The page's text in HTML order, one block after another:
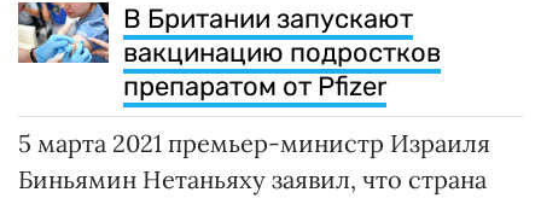
В Британии запускают
вакцинацию подростков
препаратом от Pfizer
5 марта 2021 премьер-министр Израиля
Биньямин Нетаньяху заявил, что страна